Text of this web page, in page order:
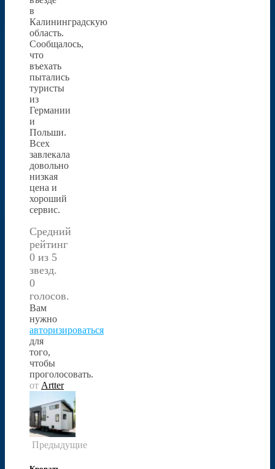
в
Калининградскую
область.
Сообщалось,
что
въехать
пытались
туристы
из
Германии
и
Польши.
Всех
завлекала
довольно
низкая
цена и
хороший
сервис.
Средний
рейтинг
0 из 5
звезд.
0
голосов.
Вам
нужно
авторизироваться
для
того,
чтобы
проголосовать.
от Artter
Предыдущие